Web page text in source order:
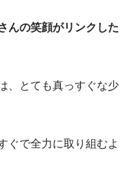
んの笑顔がリンクした
、
とても真っすぐな少
ぐで全力に取り組むよ